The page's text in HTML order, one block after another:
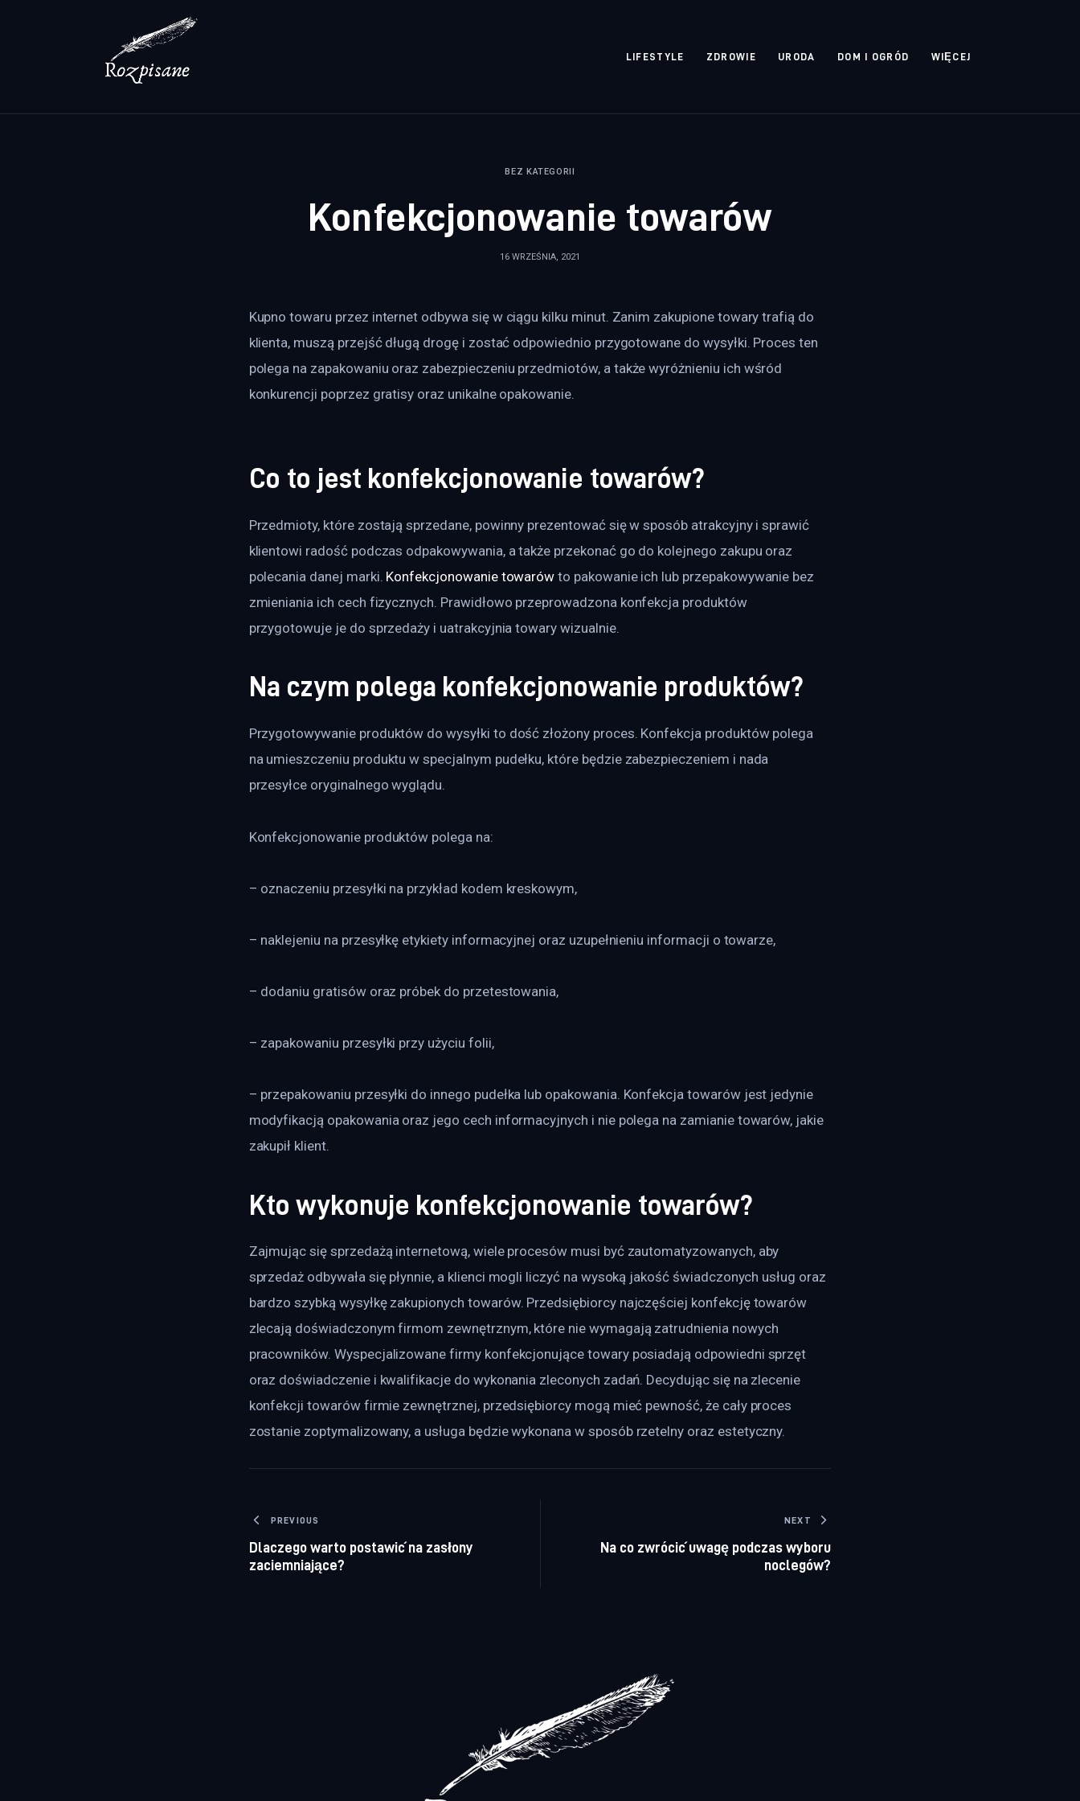
LIFESTYLE ZDROWIE URODA DOM I OGRÓD WIĘCEJ
BEZ KATEGORII
Konfekcjonowanie towarów
16 WRZEŚNIA, 2021
Kupno towaru przez internet odbywa się w ciągu kilku minut. Zanim zakupione towary trafią do
klienta, muszą przejść długą drogę i zostać odpowiednio przygotowane do wysyłki. Proces ten
polega na zapakowaniu oraz zabezpieczeniu przedmiotów, a także wyróżnieniu ich wśród
konkurencji poprzez gratisy oraz unikalne opakowanie.
Co to jest konfekcjonowanie towarów?
Przedmioty, które zostają sprzedane, powinny prezentować się w sposób atrakcyjny i sprawić
klientowi radość podczas odpakowywania, a także przekonać go do kolejnego zakupu oraz
polecania danej marki. Konfekcjonowanie towarów to pakowanie ich lub przepakowywanie bez
zmieniania ich cech fizycznych. Prawidłowo przeprowadzona konfekcja produktów
przygotowuje je do sprzedaży i uatrakcyjnia towary wizualnie.
Na czym polega konfekcjonowanie produktów?
Przygotowywanie produktów do wysyłki to dość złożony proces. Konfekcja produktów polega
na umieszczeniu produktu w specjalnym pudełku, które będzie zabezpieczeniem i nada
przesyłce oryginalnego wyglądu.
Konfekcjonowanie produktów polega na:
– oznaczeniu przesyłki na przykład kodem kreskowym,
– naklejeniu na przesyłkę etykiety informacyjnej oraz uzupełnieniu informacji o towarze,
– dodaniu gratisów oraz próbek do przetestowania,
– zapakowaniu przesyłki przy użyciu folii,
– przepakowaniu przesyłki do innego pudełka lub opakowania. Konfekcja towarów jest jedynie
modyfikacją opakowania oraz jego cech informacyjnych i nie polega na zamianie towarów, jakie
zakupił klient.
Kto wykonuje konfekcjonowanie towarów?
Zajmując się sprzedażą internetową, wiele procesów musi być zautomatyzowanych, aby
sprzedaż odbywała się płynnie, a klienci mogli liczyć na wysoką jakość świadczonych usług oraz
bardzo szybką wysyłkę zakupionych towarów. Przedsiębiorcy najczęściej konfekcję towarów
zlecają doświadczonym firmom zewnętrznym, które nie wymagają zatrudnienia nowych
pracowników. Wyspecjalizowane firmy konfekcjonujące towary posiadają odpowiedni sprzęt
oraz doświadczenie i kwalifikacje do wykonania zleconych zadań. Decydując się na zlecenie
konfekcji towarów firmie zewnętrznej, przedsiębiorcy mogą mieć pewność, że cały proces
zostanie zoptymalizowany, a usługa będzie wykonana w sposób rzetelny oraz estetyczny.
Nawigacja wpisu
PREVIOUS
Dlaczego warto postawić na zasłony
zaciemniające?
NEXT
Na co zwrócić uwagę podczas wyboru
noclegów?